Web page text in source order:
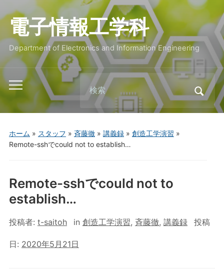
電子情報工学科
Department of Electronics and Information Engineering
Toggle
mobile
menu
Search
for:
ホーム » スタッフ » 斉藤徹» 講義録» 創造工学演習 »
Remote-sshでcould not to establish…
Remote-sshでcould not to
establish…
投稿者: t-saitoh in 創造工学演習, 斉藤徹, 講義録 投稿
日: 2020年5月21日